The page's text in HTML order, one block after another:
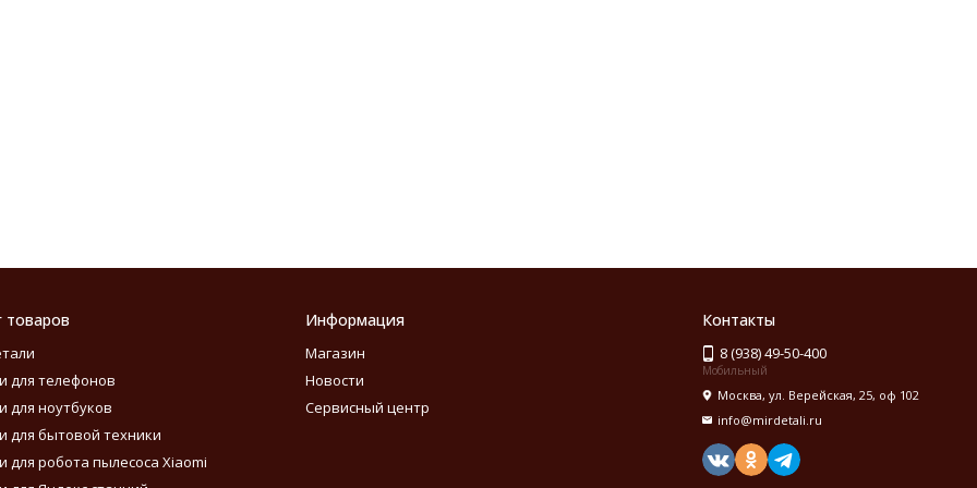
товаров
для телефонов
для ноутбуков
для бытовой техники
для робота пылесоса Xiaomi
Информация
Магазин
Новости
Сервисный центр
Контакты
8 (938) 49-50-400
Мобильный
Москва, ул. Верейская, 25, оф 102
info@mirdetali.ru